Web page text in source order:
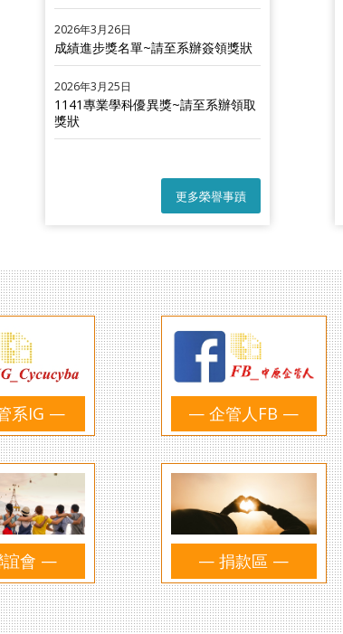
2026年3月26日
成績進步獎名單~請至系辦簽領獎狀
2026年3月25日
1141專業學科優異獎~請至系辦領取
獎狀
更多榮譽事蹟
系IG — — 企管人FB —
會 — — 捐款區 —